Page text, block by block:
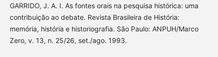
GARRIDO, J. A. I. As fontes orais na pesquisa histórica: uma
contribuição ao debate. Revista Brasileira de História:
memória, história e historiografia. São Paulo: ANPUH/Marco
Zero, v. 13, n. 25/26, set./ago. 1993.